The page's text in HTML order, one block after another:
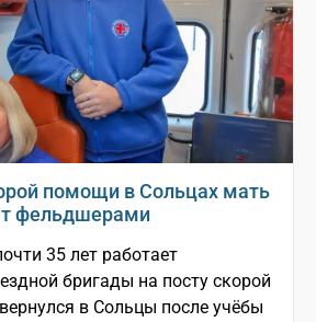
помощи в Сольцах мать
фельдшерами
35 лет работает
бригады на посту скорой
в Сольцы после учёбы